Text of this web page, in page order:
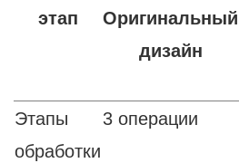
этап
Оригинальный
дизайн
Этапы
обработки
3 операции